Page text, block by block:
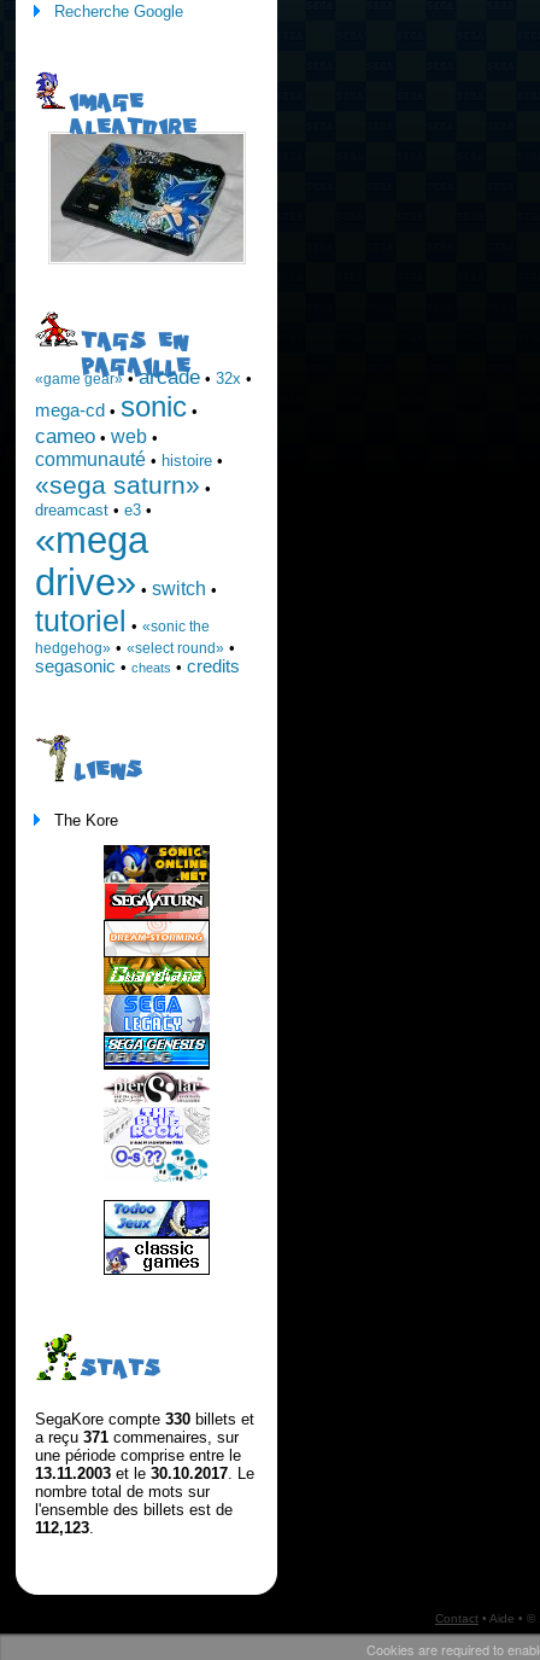
Recherche Google
IMAGE
ALEATOIRE
TAGS EN
PAGAILLE
«game gear»•arcade• 32x •
mega-cd • sonic•
cameo• web•
communauté• histoire•
«sega saturn» •
dreamcast• e3•
«mega
drive» • switch •
tutoriel • «sonic the
hedgehog»• «select round»•
segasonic • cheats • credits
LIENS
The Kore
STATS
SegaKore compte 330billets et
a reçu 371commenaires, sur
une période comprise entre le
13.11.2003et le 30.10.2017. Le
nombre total de mots sur
l'ensemble des billets est de
112,123.
Contact• Aide • ©
Cookies are required to